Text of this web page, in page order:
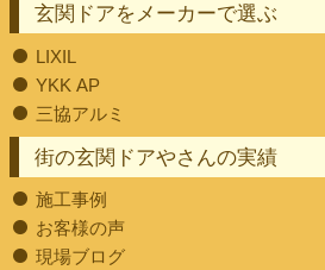
街の玄関ドアやさんの実績
施工事例
お客様の声
現場ブログ
玄関ドアをメーカーで選ぶ
LIXIL
YKK AP
三協アルミ